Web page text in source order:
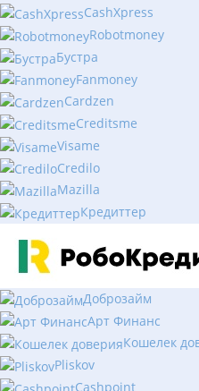
CashXpress
Robotmoney
Бустра
Fanmoney
Cardzen
Creditsme
Visame
Credilo
Mazilla
Кредиттер
Доброзайм
Арт Финанс
Кошелек
Pliskov
Cashpoint